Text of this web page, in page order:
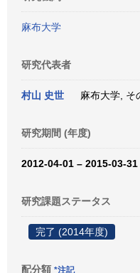
麻布大学
研究代表者
村山 史世 麻布大学, そ
研究期間 (年度)
2012-04-01 – 2015-03-31
研究課題ステータス
完了 (2014年度)
配分額 *注記